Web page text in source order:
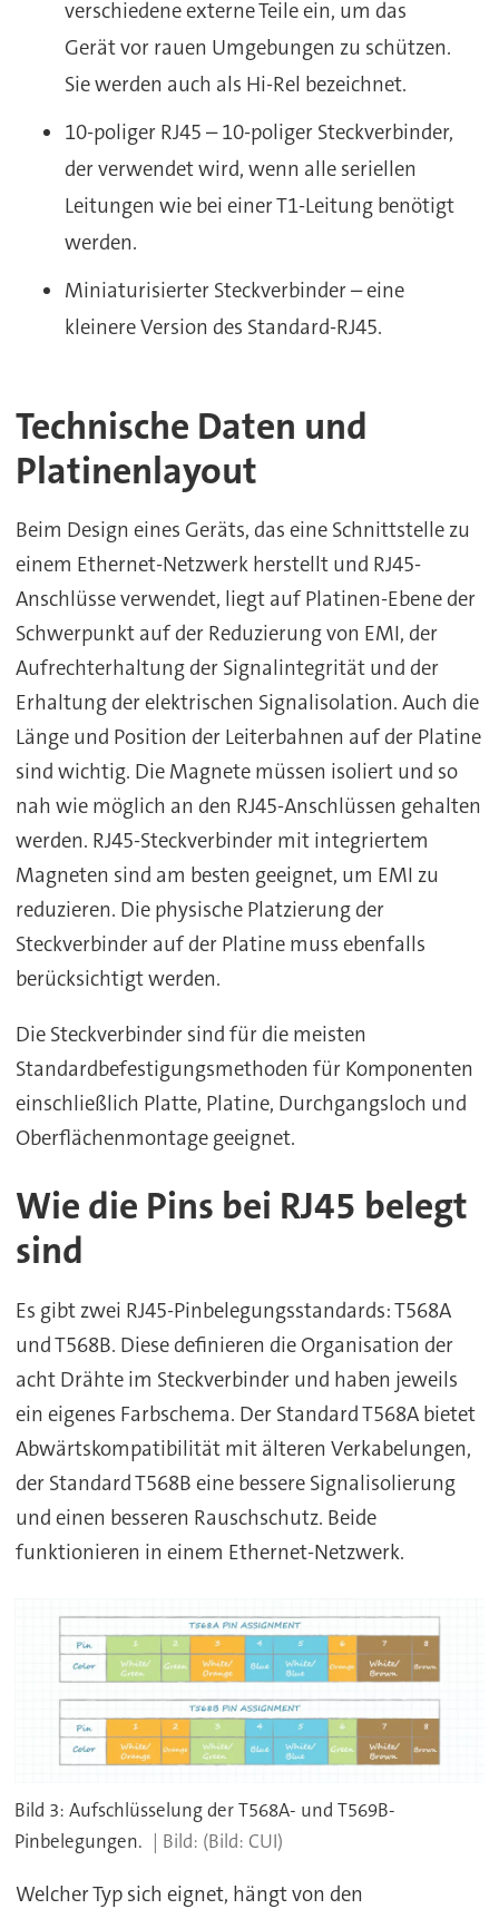
verschiedene externe Teile ein, um das
Gerät vor rauen Umgebungen zu schützen.
Sie werden auch als Hi-Rel bezeichnet.
10-poliger RJ45 – 10-poliger Steckverbinder,
der verwendet wird, wenn alle seriellen
Leitungen wie bei einer T1-Leitung benötigt
werden.
Miniaturisierter Steckverbinder – eine
kleinere Version des Standard-RJ45.
Technische Daten und
Platinenlayout
Beim Design eines Geräts, das eine Schnittstelle zu
einem Ethernet-Netzwerk herstellt und RJ45-
Anschlüsse verwendet, liegt auf Platinen-Ebene der
Schwerpunkt auf der Reduzierung von EMI, der
Aufrechterhaltung der Signalintegrität und der
Erhaltung der elektrischen Signalisolation. Auch die
Länge und Position der Leiterbahnen auf der Platine
sind wichtig. Die Magnete müssen isoliert und so
nah wie möglich an den RJ45-Anschlüssen gehalten
werden. RJ45-Steckverbinder mit integriertem
Magneten sind am besten geeignet, um EMI zu
reduzieren. Die physische Platzierung der
Steckverbinder auf der Platine muss ebenfalls
berücksichtigt werden.
Die Steckverbinder sind für die meisten
Standardbefestigungsmethoden für Komponenten
einschließlich Platte, Platine, Durchgangsloch und
Oberflächenmontage geeignet.
Wie die Pins bei RJ45 belegt
sind
Es gibt zwei RJ45-Pinbelegungsstandards: T568A
und T568B. Diese definieren die Organisation der
acht Drähte im Steckverbinder und haben jeweils
ein eigenes Farbschema. Der Standard T568A bietet
Abwärtskompatibilität mit älteren Verkabelungen,
der Standard T568B eine bessere Signalisolierung
und einen besseren Rauschschutz. Beide
funktionieren in einem Ethernet-Netzwerk.
Bild 3: Aufschlüsselung der T568A- und T569B-
Pinbelegungen.
(Bild: CUI)
Welcher Typ sich eignet, hängt von den